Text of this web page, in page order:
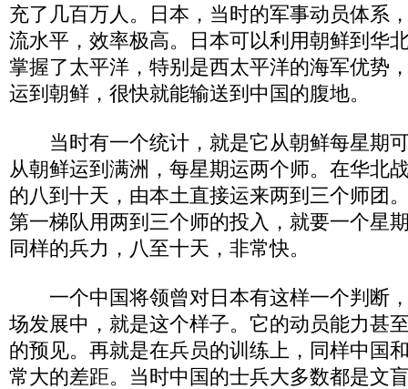
充了几百万人。日本，当时的军事动员体系
流水平，效率极高。日本可以利用朝鲜到华
掌握了太平洋，特别是西太平洋的海军优势
运到朝鲜，很快就能输送到中国的腹地。
当时有一个统计，就是它从朝鲜每星期
从朝鲜运到满洲，每星期运两个师。在华北
的八到十天，由本土直接运来两到三个师团
第一梯队用两到三个师的投入，就要一个星
同样的兵力，八至十天，非常快。
一个中国将领曾对日本有这样一个判断
场发展中，就是这个样子。它的动员能力甚
的预见。再就是在兵员的训练上，同样中国
常大的差距。当时中国的士兵大多数都是文